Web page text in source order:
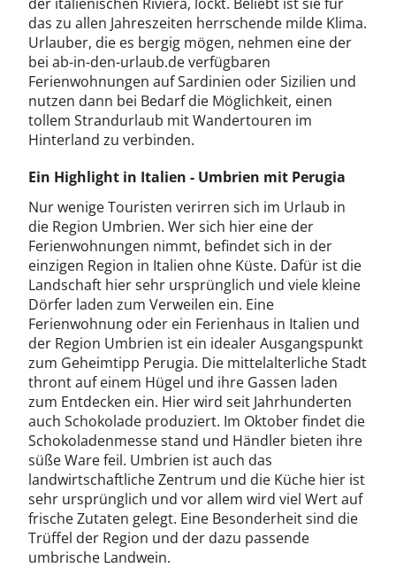
das zu allen Jahreszeiten herrschende milde Klima.
Urlauber, die es bergig mögen, nehmen eine der
bei ab-in-den-urlaub.de verfügbaren
Ferienwohnungen auf Sardinien oder Sizilien und
nutzen dann bei Bedarf die Möglichkeit, einen
tollem Strandurlaub mit Wandertouren im
Hinterland zu verbinden.
Ein Highlight in Italien - Umbrien mit Perugia
Nur wenige Touristen verirren sich im Urlaub in
die Region Umbrien. Wer sich hier eine der
Ferienwohnungen nimmt, befindet sich in der
einzigen Region in Italien ohne Küste. Dafür ist die
Landschaft hier sehr ursprünglich und viele kleine
Dörfer laden zum Verweilen ein. Eine
Ferienwohnung oder ein Ferienhaus in Italien und
der Region Umbrien ist ein idealer Ausgangspunkt
zum Geheimtipp Perugia. Die mittelalterliche Stadt
thront auf einem Hügel und ihre Gassen laden
zum Entdecken ein. Hier wird seit Jahrhunderten
auch Schokolade produziert. Im Oktober findet die
Schokoladenmesse stand und Händler bieten ihre
süße Ware feil. Umbrien ist auch das
landwirtschaftliche Zentrum und die Küche hier ist
sehr ursprünglich und vor allem wird viel Wert auf
frische Zutaten gelegt. Eine Besonderheit sind die
Trüffel der Region und der dazu passende
umbrische Landwein.